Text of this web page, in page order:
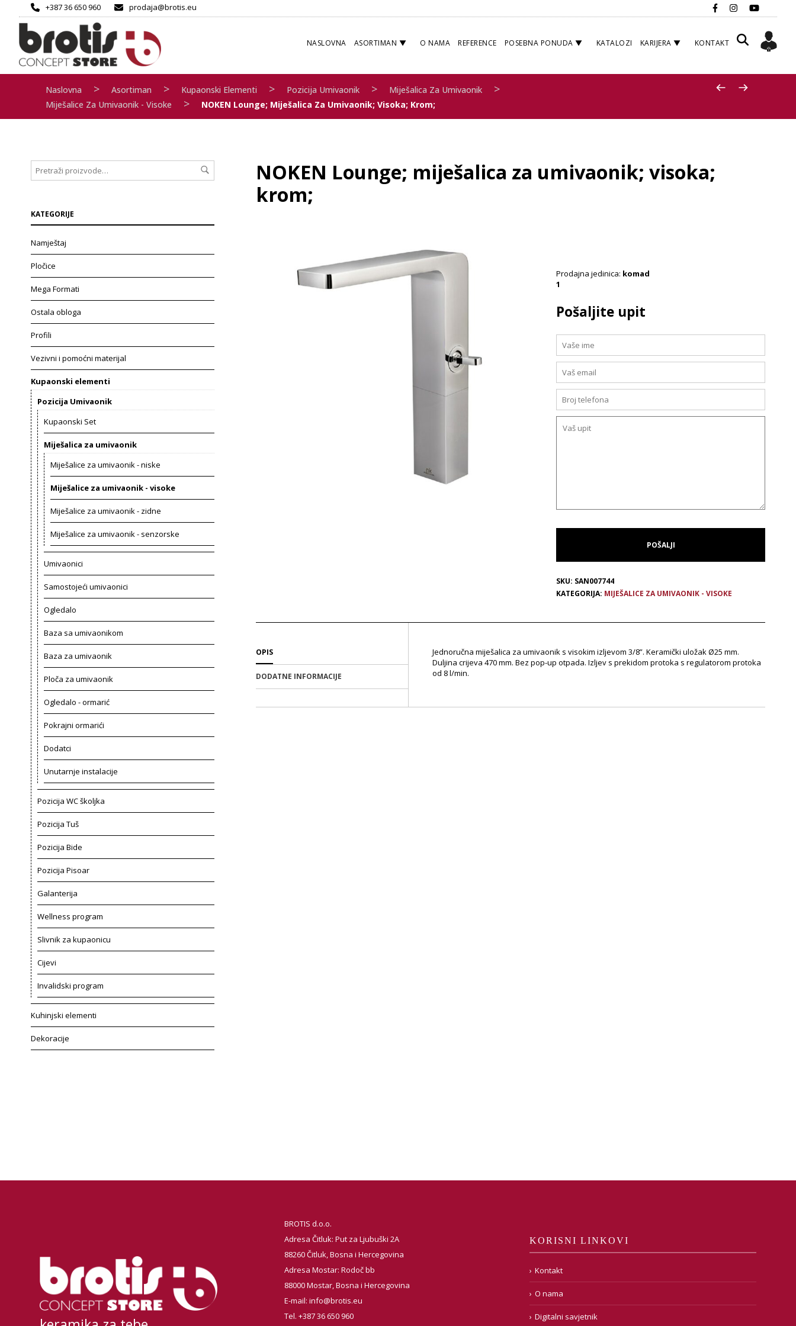
+387 36 650 960 prodaja@brotis.eu
NASLOVNA ASORTIMAN O NAMA REFERENCE POSEBNA PONUDA KATALOZI KARIJERA KONTAKT
Naslovna > Asortiman > Kupaonski Elementi > Pozicija Umivaonik > Miješalica Za Umivaonik >
Miješalice Za Umivaonik - Visoke > NOKEN Lounge; Miješalica Za Umivaonik; Visoka; Krom;
NOKEN Lounge; miješalica za umivaonik; visoka;
krom;
Prodajna jedinica: komad
1
Pošaljite upit
SKU: SAN007744
KATEGORIJA: MIJEŠALICE ZA UMIVAONIK - VISOKE
OPIS
DODATNE INFORMACIJE
Jednoručna miješalica za umivaonik s visokim izljevom 3/8”. Keramički uložak Ø25 mm.
Duljina crijeva 470 mm. Bez pop-up otpada. Izljev s prekidom protoka s regulatorom protoka
od 8 l/min.
KATEGORIJE
Namještaj
Pločice
Mega Formati
Ostala obloga
Profili
Vezivni i pomoćni materijal
Kupaonski elementi
Pozicija Umivaonik
Kupaonski Set
Miješalica za umivaonik
Miješalice za umivaonik - niske
Miješalice za umivaonik - visoke
Miješalice za umivaonik - zidne
Miješalice za umivaonik - senzorske
Umivaonici
Samostojeći umivaonici
Ogledalo
Baza sa umivaonikom
Baza za umivaonik
Ploča za umivaonik
Ogledalo - ormarić
Pokrajni ormarići
Dodatci
Unutarnje instalacije
Pozicija WC školjka
Pozicija Tuš
Pozicija Bide
Pozicija Pisoar
Galanterija
Wellness program
Slivnik za kupaonicu
Cijevi
Invalidski program
Kuhinjski elementi
Dekoracije
BROTIS d.o.o.
Adresa Čitluk: Put za Ljubuški 2A
88260 Čitluk, Bosna i Hercegovina
Adresa Mostar: Rodoč bb
88000 Mostar, Bosna i Hercegovina
E-mail:info@brotis.eu
Tel. +387 36 650 960
KORISNI LINKOVI
Kontakt
O nama
Digitalni savjetnik